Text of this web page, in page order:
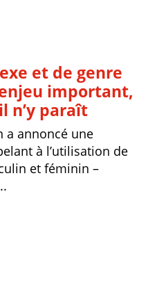
et de genre
important,
n’y paraît
annoncé une
à l’utilisation de
et féminin –